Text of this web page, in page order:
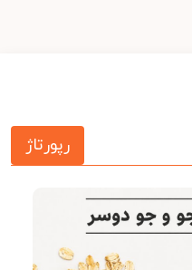
رپورتاژ